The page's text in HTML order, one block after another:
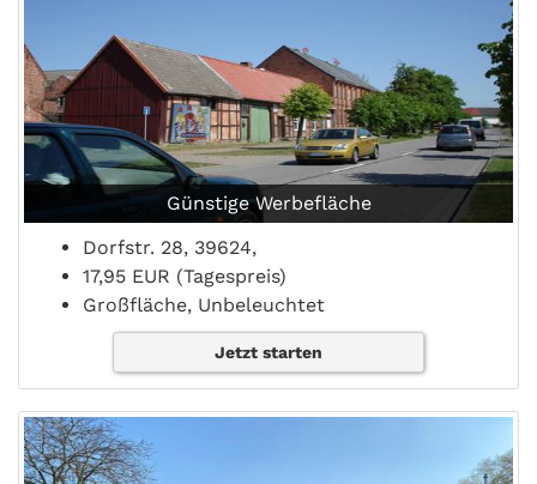
Günstige Werbefläche
Dorfstr. 28, 39624,
17,95 EUR (Tagespreis)
Großfläche, Unbeleuchtet
Jetzt starten